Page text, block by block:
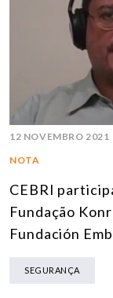
12 NOVEMBRO 2021
NOTA
CEBRI
Fundação
Fundación
SEGURANÇA